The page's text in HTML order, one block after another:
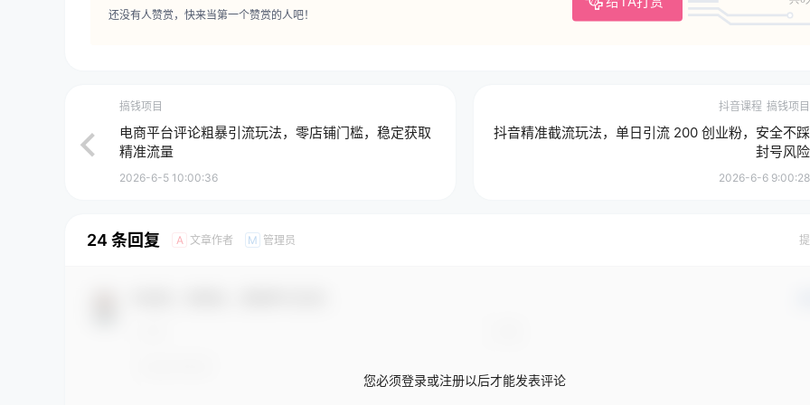
还没有人赞赏，快来当第一个赞赏的人吧！
搞钱项目
电商平台评论粗暴引流玩法，零店铺门槛，稳定获取
精准流量
2026-6-5 10:00:36
抖音课程 搞钱项目
抖音精准截流玩法，单日引流 200 创业粉，安全不踩
封号风险
2026-6-6 9:00:28
24 条回复 A 文章作者 M 管理员
您必须登录或注册以后才能发表评论